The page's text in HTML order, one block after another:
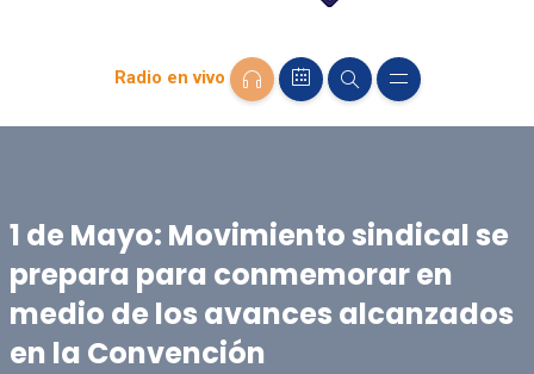
Radio en vivo
1 de Mayo: Movimiento sindical se
prepara para conmemorar en
medio de los avances alcanzados
en la Convención